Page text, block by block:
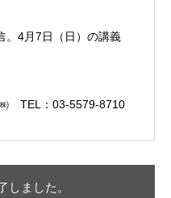
。4月7日（日）の講義
㈱ TEL：03-5579-8710
しました。